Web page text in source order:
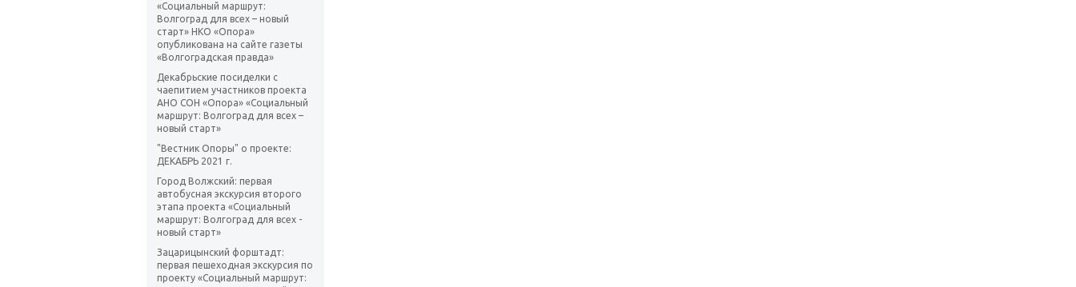
«Социальный маршрут:
Волгоград для всех – новый
старт» НКО «Опора»
опубликована на сайте газеты
«Волгоградская правда»
Декабрьские посиделки с
чаепитием участников проекта
АНО СОН «Опора» «Социальный
маршрут: Волгоград для всех –
новый старт»
"Вестник Опоры" о проекте:
ДЕКАБРЬ 2021 г.
Город Волжский: первая
автобусная экскурсия второго
этапа проекта «Социальный
маршрут: Волгоград для всех -
новый старт»
Зацарицынский форштадт:
первая пешеходная экскурсия по
проекту «Социальный маршрут: